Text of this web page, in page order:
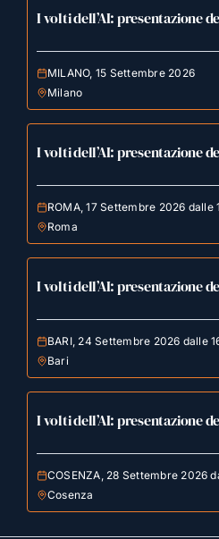
I volti dell’AI: presentazione
MILANO, 15 Settembre 2026
Milano
I volti dell’AI: presentazione
ROMA, 17 Settembre 2026 dalle
Roma
I volti dell’AI: presentazione
BARI, 24 Settembre 2026 dalle
Bari
I volti dell’AI: presentazione
COSENZA, 28 Settembre 2026
Cosenza